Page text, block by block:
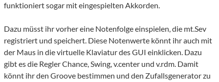
funktioniert sogar mit eingespielten Akkorden.
Dazu müsst ihr vorher eine Notenfolge einspielen, die mt.Sev
registriert und speichert. Diese Notenwerte könnt ihr auch mit
der Maus in die virtuelle Klaviatur des GUI einklicken. Dazu
gibt es die Regler Chance, Swing, v.center und v.rdm. Damit
könnt ihr den Groove bestimmen und den Zufallsgenerator zu